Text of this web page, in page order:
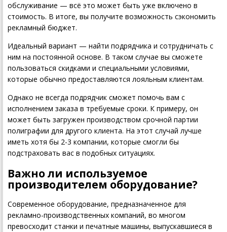
обслуживание — всё это может быть уже включено в
стоимость. В итоге, вы получите возможность сэкономить
рекламный бюджет.
Идеальный вариант — найти подрядчика и сотрудничать с
ним на постоянной основе. В таком случае вы сможете
пользоваться скидками и специальными условиями,
которые обычно предоставляются лояльным клиентам.
Однако не всегда подрядчик сможет помочь вам с
исполнением заказа в требуемые сроки. К примеру, он
может быть загружен производством срочной партии
полиграфии для другого клиента. На этот случай лучше
иметь хотя бы 2-3 компании, которые смогли бы
подстраховать вас в подобных ситуациях.
Важно ли используемое
производителем оборудование?
Современное оборудование, предназначенное для
рекламно-производственных компаний, во многом
превосходит станки и печатные машины, выпускавшиеся в